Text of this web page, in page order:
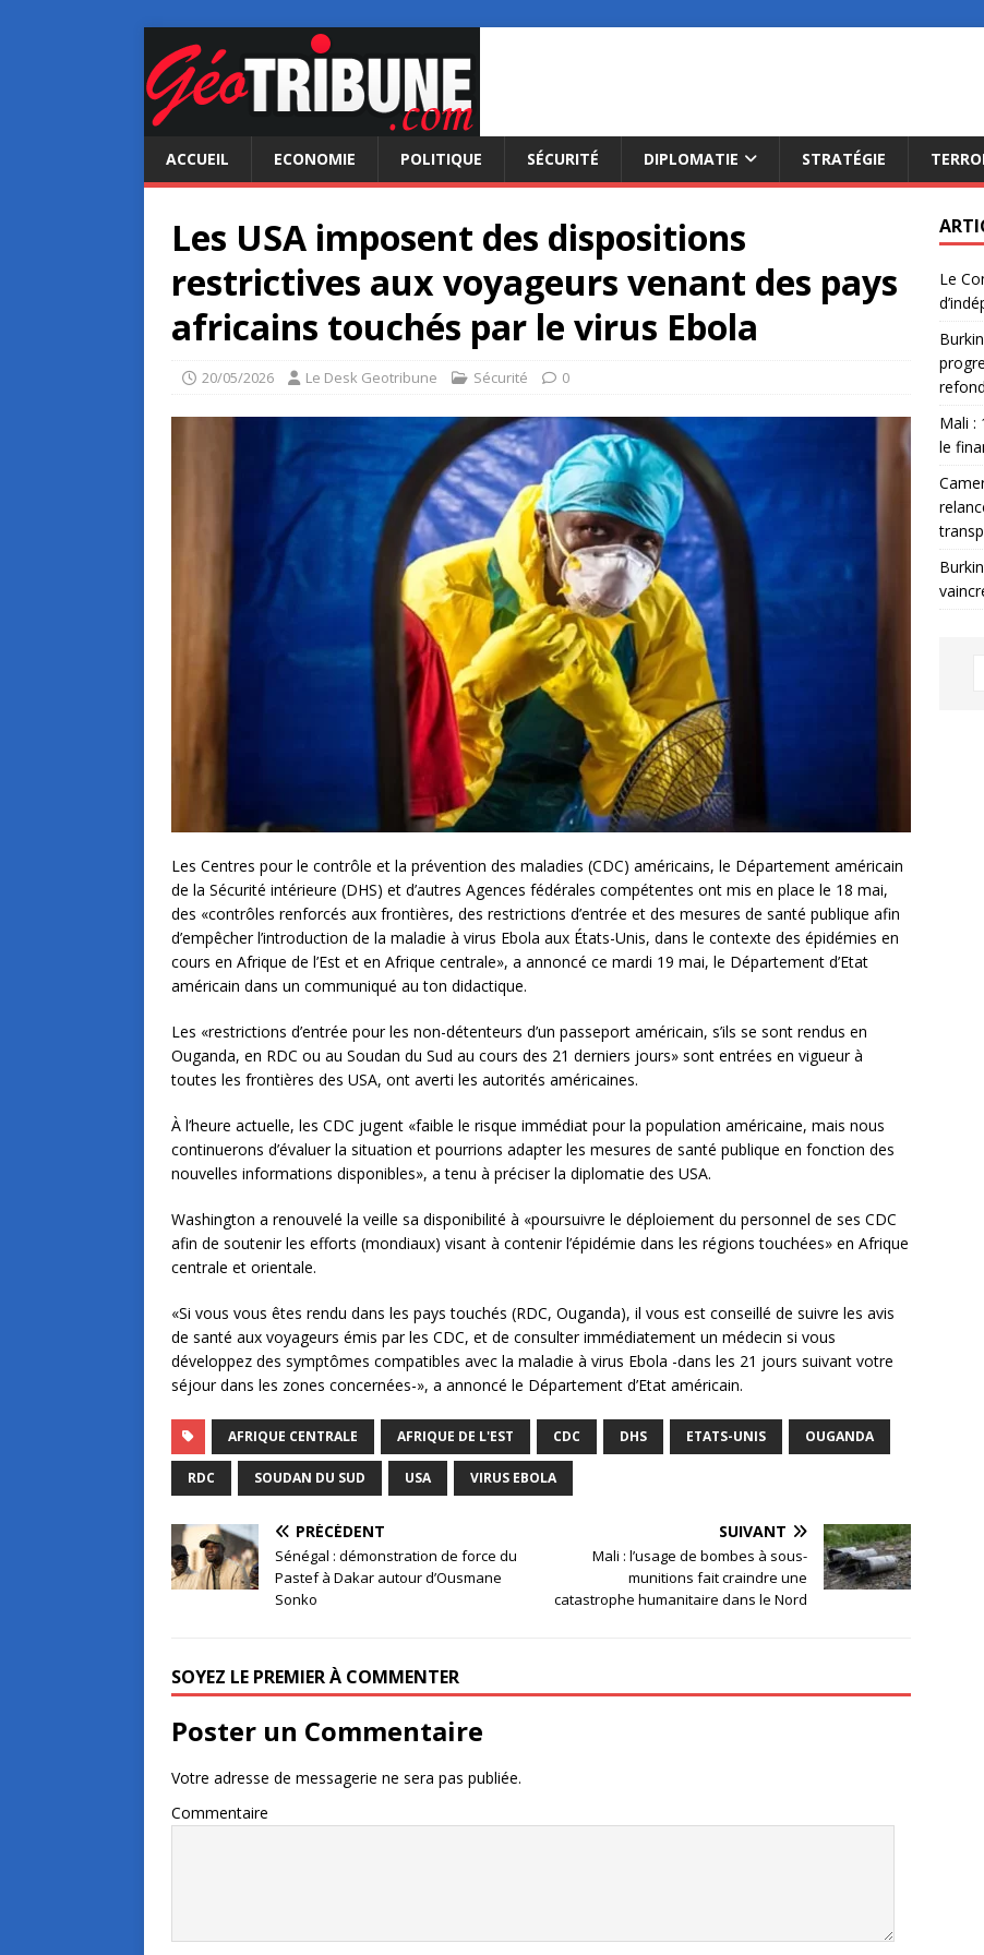
ACCUEIL ECONOMIE POLITIQUE SÉCURITÉ DIPLOMATIE STRATÉGIE
Les USA imposent des dispositions
restrictives aux voyageurs venant des pays
africains touchés par le virus Ebola
20/05/2026 Le Desk Geotribune Sécurité 0
Les Centres pour le contrôle et la prévention des maladies (CDC) américains, le Département américain
de la Sécurité intérieure (DHS) et d’autres Agences fédérales compétentes ont mis en place le 18 mai,
des «contrôles renforcés aux frontières, des restrictions d’entrée et des mesures de santé publique afin
d’empêcher l’introduction de la maladie à virus Ebola aux États-Unis, dans le contexte des épidémies en
cours en Afrique de l’Est et en Afrique centrale», a annoncé ce mardi 19 mai, le Département d’Etat
américain dans un communiqué au ton didactique.
Les «restrictions d’entrée pour les non-détenteurs d’un passeport américain, s’ils se sont rendus en
Ouganda, en RDC ou au Soudan du Sud au cours des 21 derniers jours» sont entrées en vigueur à
toutes les frontières des USA, ont averti les autorités américaines.
À l’heure actuelle, les CDC jugent «faible le risque immédiat pour la population américaine, mais nous
continuerons d’évaluer la situation et pourrions adapter les mesures de santé publique en fonction des
nouvelles informations disponibles», a tenu à préciser la diplomatie des USA.
Washington a renouvelé la veille sa disponibilité à «poursuivre le déploiement du personnel de ses CDC
afin de soutenir les efforts (mondiaux) visant à contenir l’épidémie dans les régions touchées» en Afrique
centrale et orientale.
«Si vous vous êtes rendu dans les pays touchés (RDC, Ouganda), il vous est conseillé de suivre les avis
de santé aux voyageurs émis par les CDC, et de consulter immédiatement un médecin si vous
développez des symptômes compatibles avec la maladie à virus Ebola -dans les 21 jours suivant votre
séjour dans les zones concernées-», a annoncé le Département d’Etat américain.
AFRIQUE CENTRALE AFRIQUE DE L'EST CDC DHS ETATS-UNIS OUGANDA
RDC SOUDAN DU SUD USA VIRUS EBOLA
PRÉCÉDENT
Sénégal : démonstration de force du
Pastef à Dakar autour d’Ousmane
Sonko
SUIVANT
Mali : l’usage de bombes à sous-
munitions fait craindre une
catastrophe humanitaire dans le Nord
SOYEZ LE PREMIER À COMMENTER
Poster un Commentaire
Votre adresse de messagerie ne sera pas publiée.
Commentaire
Le
Mali :
le